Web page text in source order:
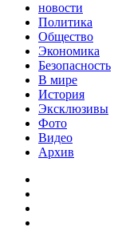
новости
Политика
Общество
Экономика
Безопасность
В мире
История
Эксклюзивы
Фото
Видео
Архив